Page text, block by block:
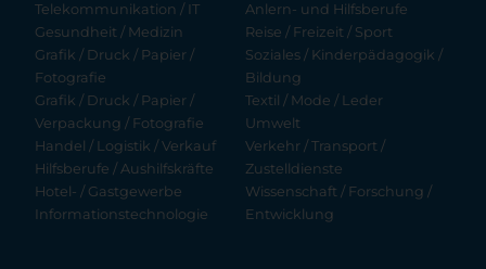
Telekommunikation / IT
Gesundheit / Medizin
Grafik / Druck / Papier /
Fotografie
Grafik / Druck / Papier /
Verpackung / Fotografie
Handel / Logistik / Verkauf
Hilfsberufe / Aushilfskräfte
Hotel- / Gastgewerbe
Informationstechnologie
Anlern- und Hilfsberufe
Reise / Freizeit / Sport
Soziales / Kinderpädagogik /
Bildung
Textil / Mode / Leder
Umwelt
Verkehr / Transport /
Zustelldienste
Wissenschaft / Forschung /
Entwicklung